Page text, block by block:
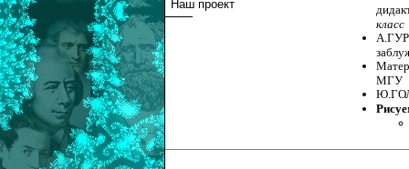
Наш проект
класс
МГУ